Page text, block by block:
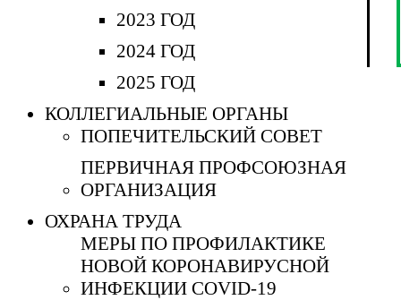
2023 ГОД
2024 ГОД
2025 ГОД
КОЛЛЕГИАЛЬНЫЕ ОРГАНЫ
ПОПЕЧИТЕЛЬСКИЙ СОВЕТ
ПЕРВИЧНАЯ ПРОФСОЮЗНАЯ
ОРГАНИЗАЦИЯ
ОХРАНА ТРУДА
МЕРЫ ПО ПРОФИЛАКТИКЕ
НОВОЙ КОРОНАВИРУСНОЙ
ИНФЕКЦИИ COVID-19